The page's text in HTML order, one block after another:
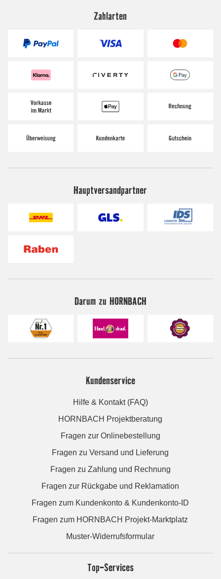
Zahlarten
Hauptversandpartner
Darum zu HORNBACH
Kundenservice
Hilfe & Kontakt (FAQ)
HORNBACH Projektberatung
Fragen zur Onlinebestellung
Fragen zu Versand und Lieferung
Fragen zu Zahlung und Rechnung
Fragen zur Rückgabe und Reklamation
Fragen zum Kundenkonto & Kundenkonto-ID
Fragen zum HORNBACH Projekt-Marktplatz
Muster-Widerrufsformular
Top-Services